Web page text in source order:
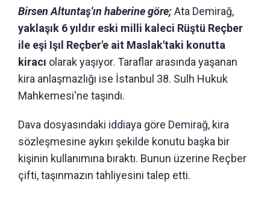
Birsen Altuntaş'ın haberine göre;Ata Demirağ,
yaklaşık 6 yıldır eski milli kaleci Rüştü Reçber
ile eşi Işıl Reçber'e ait Maslak'taki konutta
kiracı olarak yaşıyor. Taraflar arasında yaşanan
kira anlaşmazlığı ise İstanbul 38. Sulh Hukuk
Mahkemesi'ne taşındı.
Dava dosyasındaki iddiaya göre Demirağ, kira
sözleşmesine aykırı şekilde konutu başka bir
kişinin kullanımına bıraktı. Bunun üzerine Reçber
çifti, taşınmazın tahliyesini talep etti.